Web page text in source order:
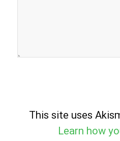
This site uses
Learn how